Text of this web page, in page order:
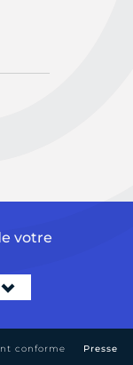
votre
conforme Presse